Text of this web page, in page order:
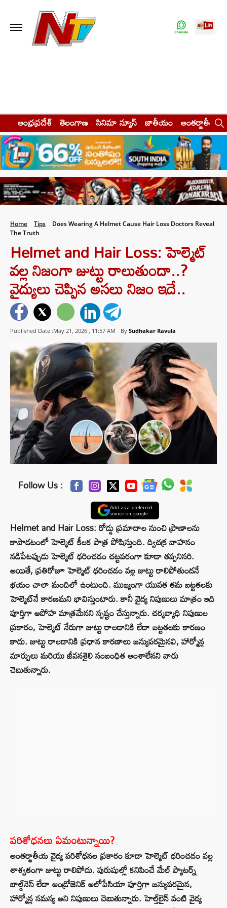
ఆంధ్రప్రదేశ్ తెలంగాణ సినిమా న్యూస్ జాతీయం అంతర్జాతీయం
Home Tips
Does Wearing A Helmet Cause Hair Loss Doctors Reveal
The Truth
Helmet and Hair Loss: హెల్మెట్
వల్ల నిజంగా జుట్టు రాలుతుందా..?
వైద్యులు చెప్పిన అసలు నిజం ఇదే..
Published Date :May 21, 2026 , 11:57 AM By Sudhakar Ravula
Follow Us :
Add as a preferred
source on google
Helmet and Hair Loss: రోడ్డు ప్రమాదాల నుంచి ప్రాణాలను
కాపాడటంలో హెల్మెట్ కీలక పాత్ర పోషిస్తుంది. ద్విచక్ర వాహనం
నడిపేటప్పుడు హెల్మెట్ ధరించడం చట్టపరంగా కూడా తప్పనిసరి.
అయితే, ప్రతిరోజూ హెల్మెట్ ధరించడం వల్ల జుట్టు రాలిపోతుందనే
భయం చాలా మందిలో ఉంటుంది. ముఖ్యంగా యువత తమ బట్టతలకు
హెల్మెట్‌నే కారణమని భావిస్తుంటారు. కానీ వైద్య నిపుణులు మాత్రం ఇది
పూర్తిగా అపోహ మాత్రమేనని స్పష్టం చేస్తున్నారు. చర్మవ్యాధి నిపుణుల
ప్రకారం, హెల్మెట్ నేరుగా జుట్టు రాలడానికి లేదా బట్టతలకు కారణం
కాదు. జుట్టు రాలడానికి ప్రధాన కారణాలు జన్యుపరమైనవి, హార్మోన్ల
మార్పులు మరియు జీవనశైలి సంబంధిత అంశాలేనని వారు
చెబుతున్నారు.
పరిశోధనలు ఏమంటున్నాయి?
అంతర్జాతీయ వైద్య పరిశోధనల ప్రకారం కూడా హెల్మెట్ ధరించడం వల్ల
శాశ్వతంగా జుట్టు రాలిపోదు. పురుషుల్లో కనిపించే మేల్ ప్యాటర్న్
బాల్డ్‌నెస్ లేదా ఆండ్రోజెనిక్ అలోపేసియా పూర్తిగా జన్యుపరమైన,
హార్మోన్ల సమస్య అని నిపుణులు చెబుతున్నారు. హెల్త్‌లైన్‌ వంటి వైద్య